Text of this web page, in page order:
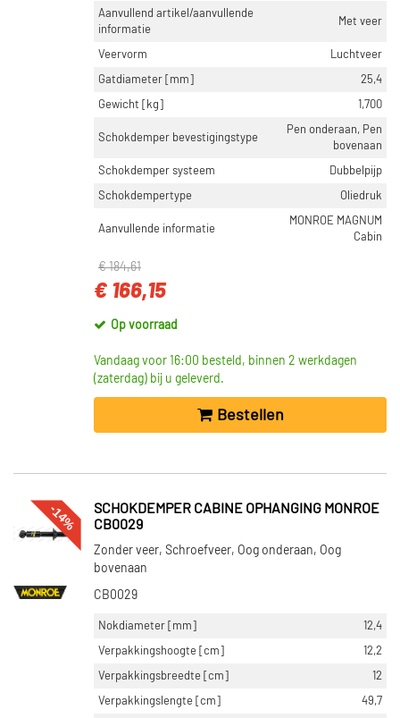
Aanvullend artikel/aanvullende
informatie
Met veer
Veervorm
Luchtveer
Gatdiameter [mm]
25,4
Gewicht [kg]
1,700
Schokdemper bevestigingstype
Pen onderaan, Pen
bovenaan
Schokdemper systeem
Dubbelpijp
Schokdempertype
Oliedruk
Aanvullende informatie
MONROE MAGNUM
Cabin
€ 184,61
€ 166,15
Op voorraad
Vandaag voor 16:00 besteld, binnen 2 werkdagen
(zaterdag) bij u geleverd.
Bestellen
-14%
SCHOKDEMPER CABINE OPHANGING MONROE
CB0029
Zonder veer, Schroefveer, Oog onderaan, Oog
bovenaan
CB0029
Nokdiameter [mm]
12,4
Verpakkingshoogte [cm]
12,2
Verpakkingsbreedte [cm]
12
Verpakkingslengte [cm]
49,7